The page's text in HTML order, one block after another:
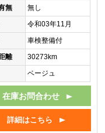
無
無し
令和03年11月
車検整備付
離
30273km
ベージュ
在庫お問合わせ
詳細はこちら